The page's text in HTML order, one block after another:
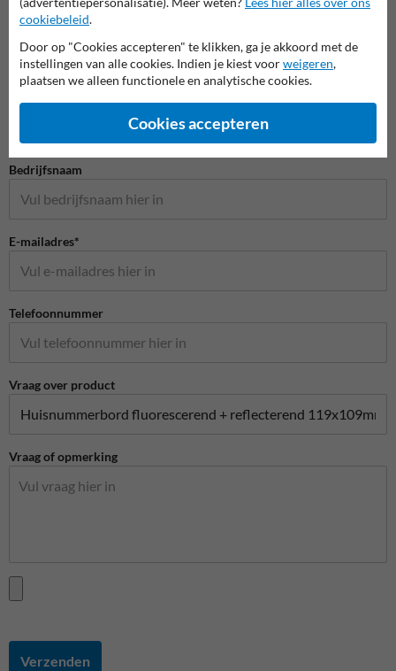
Stel je vraag aan Huisnummerpaal.be
Bedrijfsnaam
E-mailadres*
Telefoonnummer
Vraag over product
Vraag of opmerking
Verzenden
cookiebeleid.
Door op "Cookies accepteren" te klikken, ga je akkoord met de
instellingen van alle cookies. Indien je kiest voorweigeren,
plaatsen we alleen functionele en analytische cookies.
Cookies accepteren